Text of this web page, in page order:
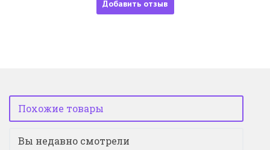
Добавить отзыв
Похожие товары
Вы недавно смотрели